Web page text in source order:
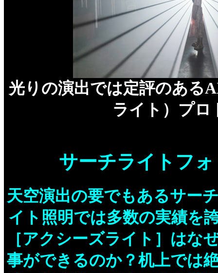
光りの演出では定評のある
ライト）プロ
サーチライトフ
天空演出の要でもあるサー
イト照明では多数の実績を
［アクシーズライト］はな
事ができるのか？机上では